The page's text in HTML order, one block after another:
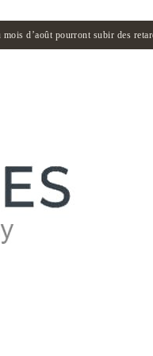
mois d’août pourront subir des